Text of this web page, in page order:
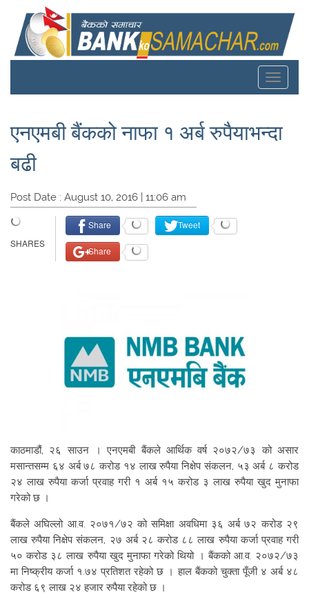
Toggle
एनएमबी बैंकको नाफा १ अर्ब रुपैयाभन्दा
बढी
Post Date : August 10, 2016 | 11:06 am
Share Tweet
Share
काठमाडौं, २६ साउन । एनएमबी बैंकले आर्थिक वर्ष २०७२/७३ को असार
मसान्तसम्म ६४ अर्ब ७८ करोड १४ लाख रुपैया निक्षेप संकलन, ५३ अर्ब ८ करोड
२४ लाख रुपैया कर्जा प्रवाह गरी १ अर्ब १५ करोड ३ लाख रुपैया खुद मुनाफा
गरेको छ ।
बैंकले अघिल्लो आ.व. २०७१/७२ को समिक्षा अवधिमा ३६ अर्ब ७२ करोड २९
लाख रुपैया निक्षेप संकलन, २७ अर्ब २८ करोड ८८ लाख रुपैया कर्जा प्रवाह गरी
५० करोड ३८ लाख रुपैया खुद मुनाफा गरेको थियो । बैंकको आ.व. २०७२/७३
मा निष्क्रीय कर्जा १.७४ प्रतिशत रहेको छ । हाल बैंकको चुक्ता पूँजी ४ अर्ब ४८
करोड ६९ लाख २४ हजार रुपैया रहेको छ ।